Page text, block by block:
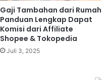
Gaji Tambahan dari Rumah
Panduan Lengkap Dapat
Komisi dari Affiliate
Shopee & Tokopedia
Juli 3, 2025